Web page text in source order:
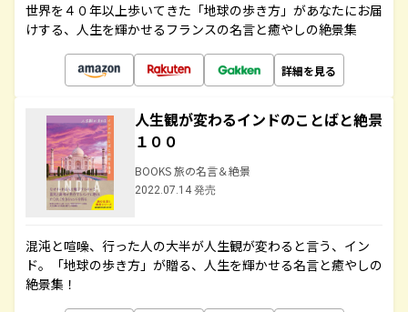
世界を４０年以上歩いてきた「地球の歩き方」があなたにお届
けする、人生を輝かせるフランスの名言と癒やしの絶景集
詳細を見る
人生観が変わるインドのことばと絶景
１００
BOOKS 旅の名言＆絶景
2022.07.14 発売
混沌と喧噪、行った人の大半が人生観が変わると言う、イン
ド。「地球の歩き方」が贈る、人生を輝かせる名言と癒やしの
絶景集！